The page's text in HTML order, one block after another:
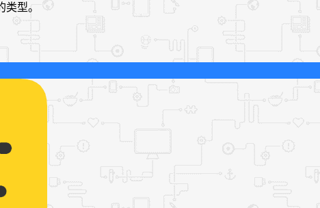
型。